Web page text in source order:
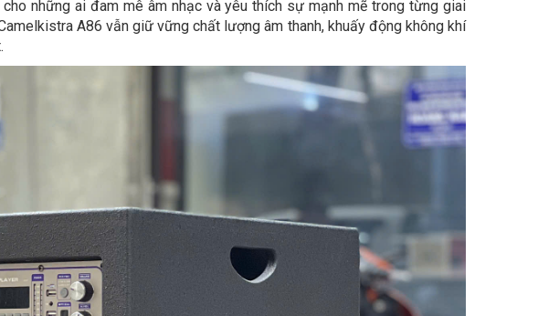
những ai đam mê âm nhạc và yêu thích sự mạnh mẽ trong từng giai
A86 vẫn giữ vững chất lượng âm thanh, khuấy động không khí